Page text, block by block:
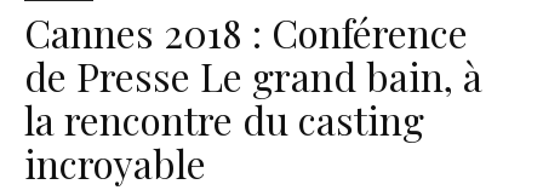
Cannes 2018 : Conférence
de Presse Le grand bain, à
la rencontre du casting
incroyable